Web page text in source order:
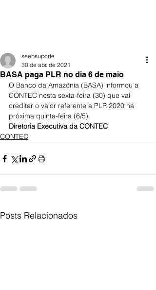
BASA paga PLR no dia 6 de maio
seebsuporte
30 de abr. de 2021
O Banco da Amazônia (BASA) informou a
CONTEC nesta sexta-feira (30) que vai
creditar o valor referente a PLR 2020 na
próxima quinta-feira (6/5).
Diretoria Executiva da CONTEC
CONTEC
Posts Relacionados